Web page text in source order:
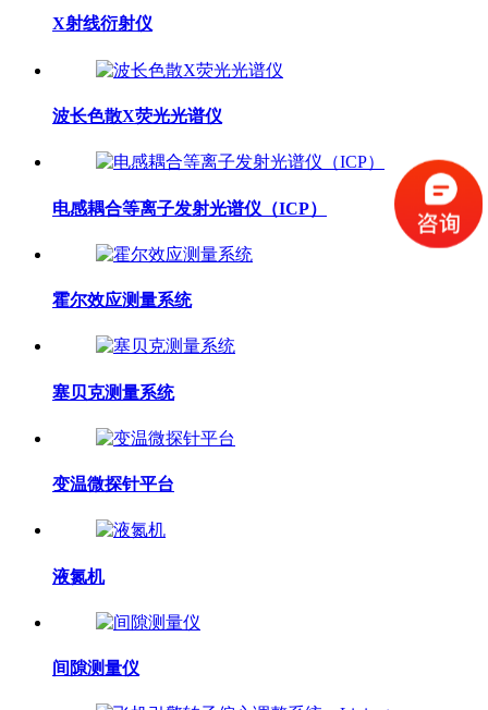
X射线衍射仪
波长色散X荧光光谱仪
电感耦合等离子发射光谱仪（ICP）
霍尔效应测量系统
塞贝克测量系统
变温微探针平台
液氮机
间隙测量仪